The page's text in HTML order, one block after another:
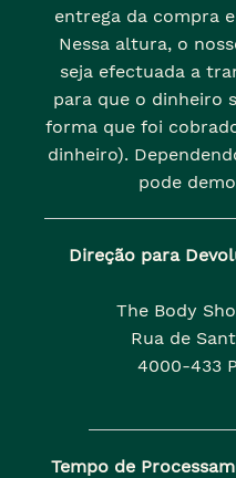
entrega da compra
Nessa altura, o
seja efectuada a
para que o dinheiro
forma que foi
dinheiro).
pode
Direção para
The Body
Rua de
4000-433
Tempo de